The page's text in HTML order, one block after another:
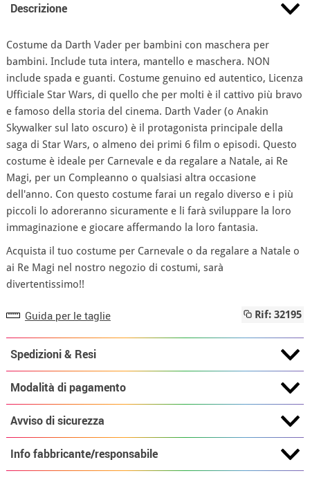
Descrizione
Costume da Darth Vader per bambini con maschera per
bambini. Include tuta intera, mantello e maschera. NON
include spada e guanti. Costume genuino ed autentico, Licenza
Ufficiale Star Wars, di quello che per molti è il cattivo più bravo
e famoso della storia del cinema. Darth Vader (o Anakin
Skywalker sul lato oscuro) è il protagonista principale della
saga di Star Wars, o almeno dei primi 6 film o episodi. Questo
costume è ideale per Carnevale e da regalare a Natale, ai Re
Magi, per un Compleanno o qualsiasi altra occasione
dell'anno. Con questo costume farai un regalo diverso e i più
piccoli lo adoreranno sicuramente e li farà sviluppare la loro
immaginazione e giocare affermando la loro fantasia.
Acquista il tuo costume per Carnevale o da regalare a Natale o
ai Re Magi nel nostro negozio di costumi, sarà
divertentissimo!!
Guida per le taglie Rif: 32195
Spedizioni & Resi
Modalità di pagamento
Avviso di sicurezza
Info fabbricante/responsabile